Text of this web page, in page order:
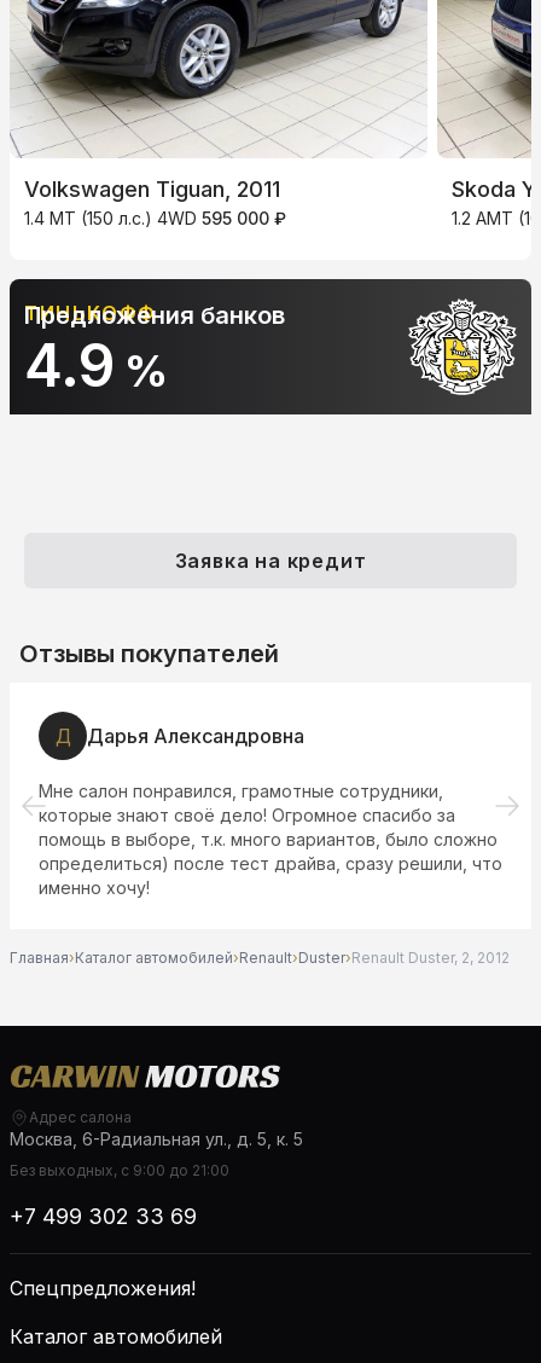
Volkswagen Tiguan, 2011
1.4 MT (150 л.с.) 4WD 595 000 ₽
Skoda
1.2 AMT
АЛЬФА-БАНК
10.9
Предложения банков
Заявка на кредит
Отзывы покупателей
Д Дарья Александровна
Мне салон понравился, грамотные сотрудники,
которые знают своё дело! Огромное спасибо за
помощь в выборе, т.к. много вариантов, было сложно
определиться) после тест драйва, сразу решили, что
именно хочу!
Главная›Каталог автомобилей›Renault›Duster›Renault Duster, 2, 2012
Адрес салона
Москва, 6-Радиальная ул., д. 5, к. 5
Без выходных, с 9:00 до 21:00
+7 499 302 33 69
Спецпредложения!
Каталог автомобилей